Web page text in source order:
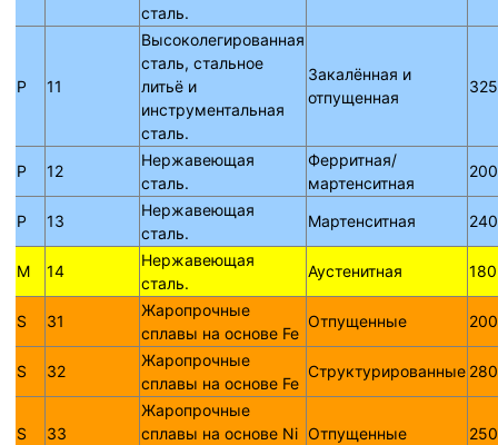
сталь.
P 11
Высоколегированная
сталь, стальное
литьё и
инструментальная
сталь.
Закалённая и
отпущенная
P 12
Нержавеющая
сталь.
Ферритная/
мартенситная
P 13
Нержавеющая
сталь.
Мартенситная
M 14
Нержавеющая
сталь.
Аустенитная
S 31
Жаропрочные
сплавы на основе Fe
Отпущенные
S 32
Жаропрочные
сплавы на основе Fe
Структурированные
S 33
Жаропрочные
сплавы на основе Ni Отпущенные